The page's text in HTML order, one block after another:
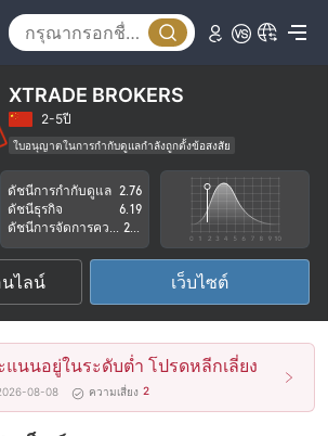
XTRADE BROKERS
2-5ปี
ใบอนุญาตในการกำกับดูแลกำลังถูกตั้งข้อสงสัย
กลุ่มธุรกิจที่ต้องสงสัย
ระวังความเสี่ยงอันตรายที่อาจจะซ่อนอยู่
ดัชนีการกำกับดูแล 2.76
ดัชนีธุรกิจ
6.19
ไลน์ เว็บไซต์
แนนอยู่ในระดับต่ำ โปรดหลีกเลี่ยง
08-08 ความเสี่ยง 2